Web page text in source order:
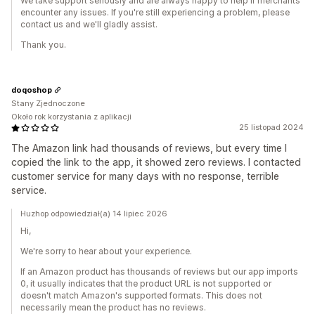
encounter any issues. If you're still experiencing a problem, please
contact us and we'll gladly assist.
Thank you.
25 listopad 2024
The Amazon link had thousands of reviews, but every time I
copied the link to the app, it showed zero reviews. I contacted
customer service for many days with no response, terrible
service.
doqoshop
Stany Zjednoczone
Około rok korzystania z aplikacji
Huzhop odpowiedział(a) 14 lipiec 2026
Hi,
We're sorry to hear about your experience.
If an Amazon product has thousands of reviews but our app imports
0, it usually indicates that the product URL is not supported or
doesn't match Amazon's supported formats. This does not
necessarily mean the product has no reviews.